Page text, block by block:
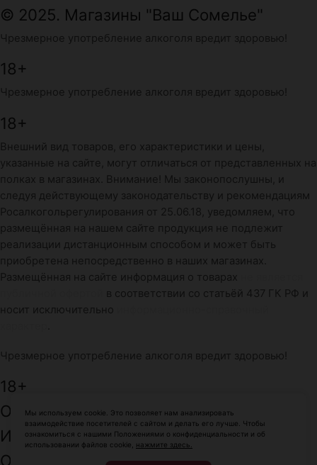
© 2025. Магазины "Ваш Сомелье"
Чрезмерное употребление алкоголя вредит здоровью!
18+
Чрезмерное употребление алкоголя вредит здоровью!
18+
Внешний вид товаров, его характеристики и цены,
указанные на сайте, могут отличаться от представленных на
полках в магазинах. Внимание! Мы законопослушны, и
следуя действующему законодательству и рекомендациям
Росалкогольрегулирования от 25.06.18, уведомляем, что
размещённая на нашем сайте продукция не подлежит
реализации дистанционным способом и может быть
приобретена непосредственно в наших магазинах.
Размещённая на сайте информация о товарах
в соответствии со статьёй 437 ГК РФ и
носит исключительно
Чрезмерное употребление алкоголя вредит здоровью!
18+
ООО: «ПровиантЮг»
ИНН: 2312156800
ОГРН: 1082312013079
Мы используем cookie. Это позволяет нам анализировать
взаимодействие посетителей с сайтом и делать его лучше. Чтобы
ознакомиться с нашими Положениями о конфиденциальности и об
использовании файлов cookie, нажмите здесь.